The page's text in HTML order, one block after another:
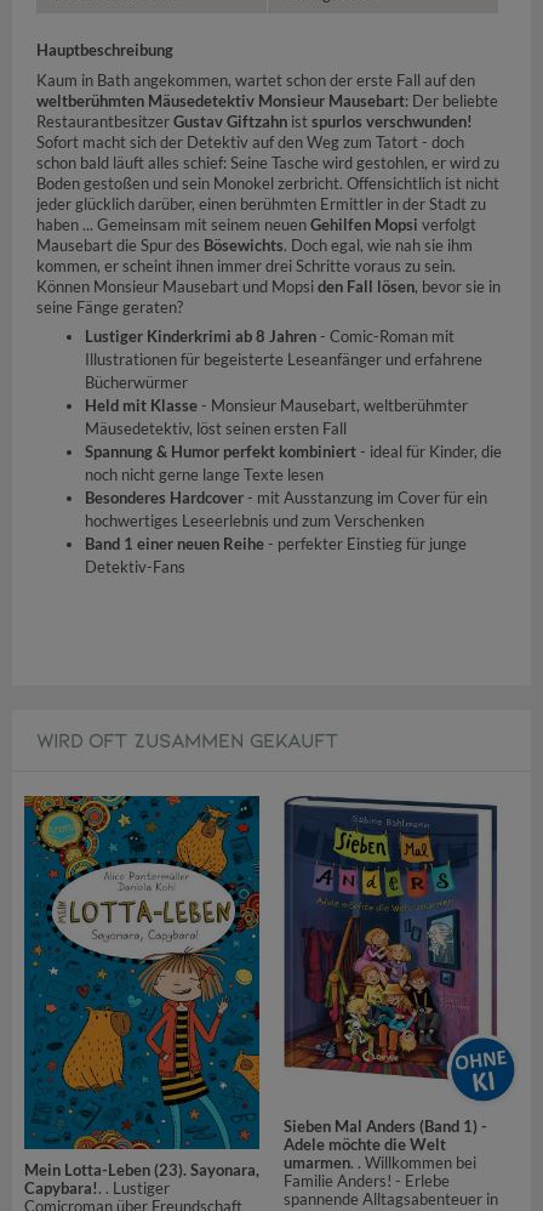
Hauptbeschreibung
Kaum in Bath angekommen, wartet schon der erste Fall auf den
weltberühmten Mäusedetektiv Monsieur Mausebart: Der beliebte
RestaurantbesitzerGustav Giftzahn istspurlos verschwunden!
Sofort macht sich der Detektiv auf den Weg zum Tatort - doch
schon bald läuft alles schief: Seine Tasche wird gestohlen, er wird zu
Boden gestoßen und sein Monokel zerbricht. Offensichtlich ist nicht
jeder glücklich darüber, einen berühmten Ermittler in der Stadt zu
haben ... Gemeinsam mit seinem neuenGehilfen Mopsi verfolgt
Mausebart die Spur des Bösewichts. Doch egal, wie nah sie ihm
kommen, er scheint ihnen immer drei Schritte voraus zu sein.
Können Monsieur Mausebart und Mopsiden Fall lösen, bevor sie in
seine Fänge geraten?
Lustiger Kinderkrimi ab 8 Jahren- Comic-Roman mit
Illustrationen für begeisterte Leseanfänger und erfahrene
Bücherwürmer
Held mit Klasse- Monsieur Mausebart, weltberühmter
Mäusedetektiv, löst seinen ersten Fall
Spannung & Humor perfekt kombiniert- ideal für Kinder, die
noch nicht gerne lange Texte lesen
Besonderes Hardcover- mit Ausstanzung im Cover für ein
hochwertiges Leseerlebnis und zum Verschenken
Band 1 einer neuen Reihe- perfekter Einstieg für junge
Detektiv-Fans
WIRD OFT ZUSAMMEN GEKAUFT
Mein Lotta-Leben (23). Sayonara,
Capybara!. . Lustiger
Comicroman über Freundschaft
Sieben Mal Anders (Band 1) -
Adele möchte die Welt
umarmen. . Willkommen bei
Familie Anders! - Erlebe
spannende Alltagsabenteuer in